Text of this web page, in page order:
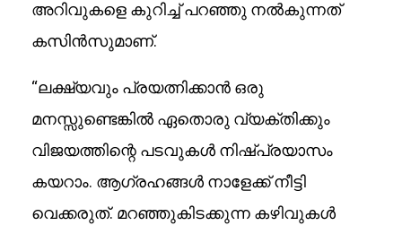
അറിവുകളെ കുറിച്ച് പറഞ്ഞു നൽകുന്നത്
കസിൻസുമാണ്.
“ലക്ഷ്യവും പ്രയത്നിക്കാൻ ഒരു
മനസ്സുണ്ടെങ്കിൽ ഏതൊരു വ്യക്തിക്കും
വിജയത്തിന്റെ പടവുകൾ നിഷ്പ്രയാസം
കയറാം. ആഗ്രഹങ്ങൾ നാളേക്ക് നീട്ടി
വെക്കരുത്. മറഞ്ഞുകിടക്കുന്ന കഴിവുകൾ